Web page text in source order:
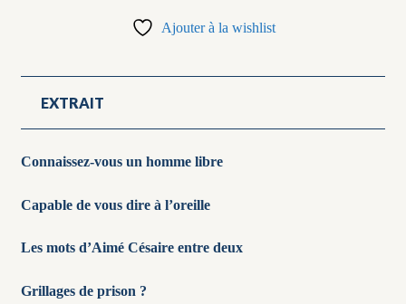
Ajouter à la wishlist
EXTRAIT
Connaissez-vous un homme libre
Capable de vous dire à l’oreille
Les mots d’Aimé Césaire entre deux
Grillages de prison ?